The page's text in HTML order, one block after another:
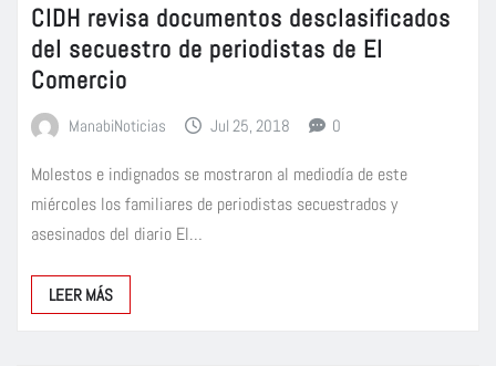
CIDH revisa documentos desclasificados
del secuestro de periodistas de El
Comercio
ManabiNoticias Jul 25, 2018 0
Molestos e indignados se mostraron al mediodía de este
miércoles los familiares de periodistas secuestrados y
asesinados del diario El…
LEER MÁS